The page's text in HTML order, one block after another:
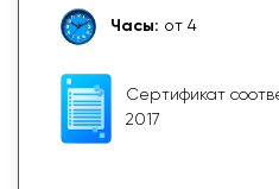
Часы: от 4
Сертификат
2017